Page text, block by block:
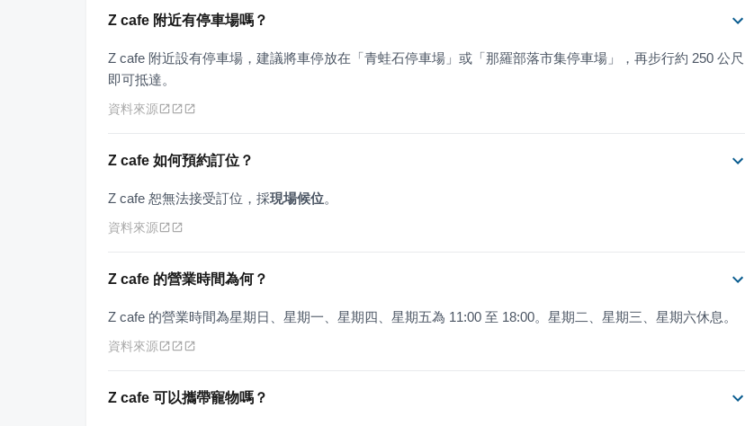
Z cafe 附近有停車場嗎？
Z cafe 附近設有停車場，建議將車停放在「青蛙石停車場」或「那羅部落市集停車場」，再步行約 250 公尺
即可抵達。
資料來源
Z cafe 如何預約訂位？
Z cafe 恕無法接受訂位，採現場候位。
資料來源
Z cafe 的營業時間為何？
Z cafe 的營業時間為星期日、星期一、星期四、星期五為 11:00 至 18:00。星期二、星期三、星期六休息。
資料來源
Z cafe 可以攜帶寵物嗎？